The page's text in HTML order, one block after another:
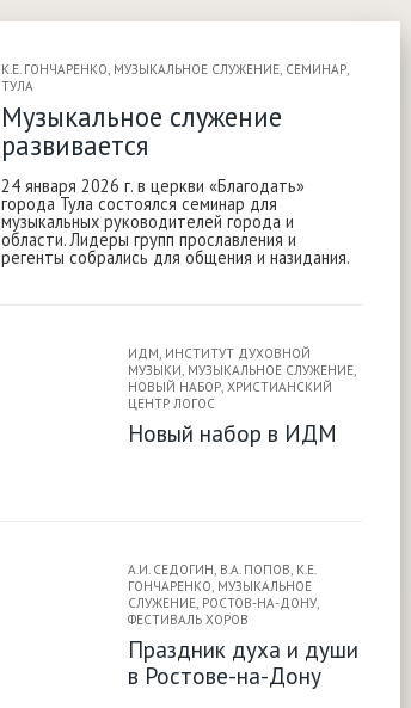
К.Е. ГОНЧАРЕНКО, МУЗЫКАЛЬНОЕ СЛУЖЕНИЕ, СЕМИНАР,
ТУЛА
Музыкальное служение
развивается
24 января 2026 г. в церкви «Благодать»
города Тула состоялся семинар для
музыкальных руководителей города и
области. Лидеры групп прославления и
регенты собрались для общения и назидания.
ИДМ, ИНСТИТУТ ДУХОВНОЙ
МУЗЫКИ, МУЗЫКАЛЬНОЕ СЛУЖЕНИЕ,
НОВЫЙ НАБОР,ХРИСТИАНСКИЙ
ЦЕНТР ЛОГОС
Новый набор в ИДМ
А.И. СЕДОГИН, В.А. ПОПОВ, К.Е.
ГОНЧАРЕНКО, МУЗЫКАЛЬНОЕ
СЛУЖЕНИЕ, РОСТОВ-НА-ДОНУ,
ФЕСТИВАЛЬ ХОРОВ
Праздник духа и души
в Ростове-на-Дону